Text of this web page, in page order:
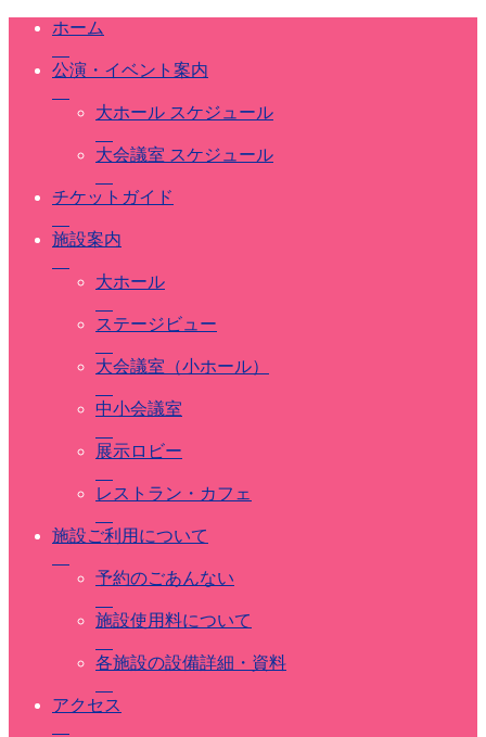
ホーム
公演・イベント案内
大ホール スケジュール
大会議室 スケジュール
チケットガイド
施設案内
大ホール
ステージビュー
大会議室（小ホール）
中小会議室
展示ロビー
レストラン・カフェ
施設ご利用について
予約のごあんない
施設使用料について
各施設の設備詳細・資料
アクセス